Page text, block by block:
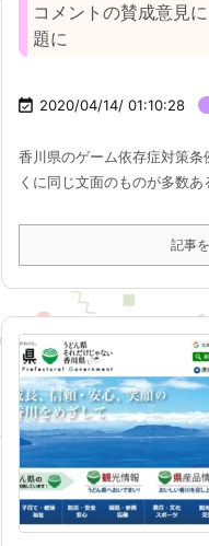
コメントの賛成意見
題に
 2020/04/14/ 01:10:28
香川県のゲーム依存症対策
くに同じ文面のものが多数あ
記事